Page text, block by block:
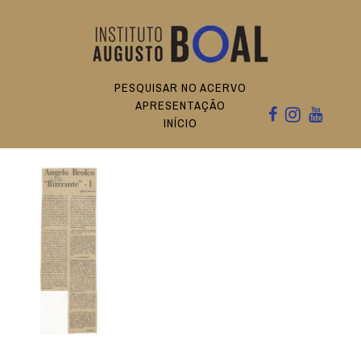
PESQUISAR NO ACERVO
APRESENTAÇÃO
INÍCIO